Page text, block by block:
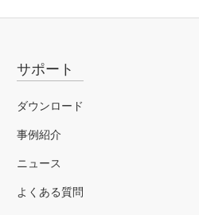
サポート
ダウンロード
事例紹介
ニュース
よくある質問